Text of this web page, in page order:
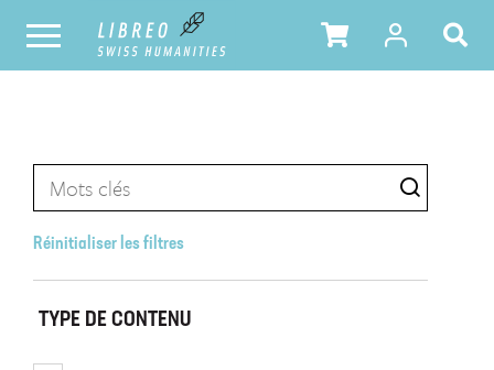
Réinitialiser les filtres
TYPE DE CONTENU